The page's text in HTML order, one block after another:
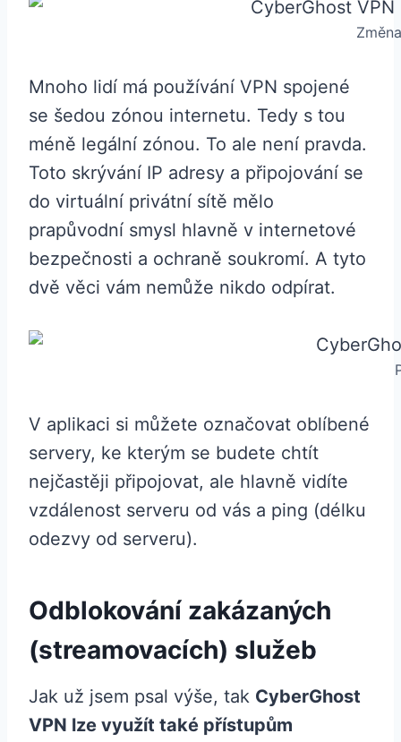
Mnoho lidí má používání VPN spojené
se šedou zónou internetu. Tedy s tou
méně legální zónou. To ale není pravda.
Toto skrývání IP adresy a připojování se
do virtuální privátní sítě mělo
prapůvodní smysl hlavně v internetové
bezpečnosti a ochraně soukromí. A tyto
dvě věci vám nemůže nikdo odpírat.
V aplikaci si můžete označovat oblíbené
servery, ke kterým se budete chtít
nejčastěji připojovat, ale hlavně vidíte
vzdálenost serveru od vás a ping (délku
odezvy od serveru).
Odblokování zakázaných
(streamovacích) služeb
Jak už jsem psal výše, tak CyberGhost
VPN lze využít také přístupům